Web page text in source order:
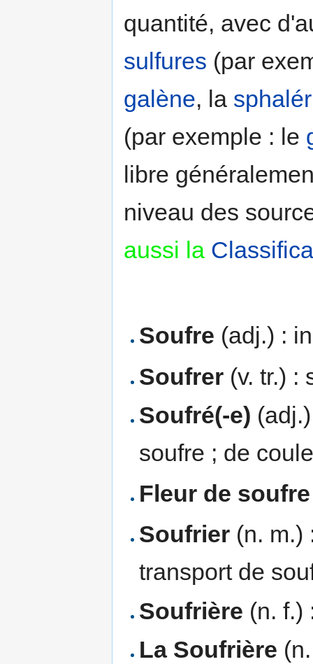
quantité, avec
sulfures (par
galène, la
(par exemple : le
libre
niveau des
aussi la
Soufre (adj.) :
Soufrer (v. tr.) :
Soufré(-e)
soufre ; de
Fleur de soufre
Soufrier (n. m.)
transport de
Soufrière (n. f.)
La Soufrière